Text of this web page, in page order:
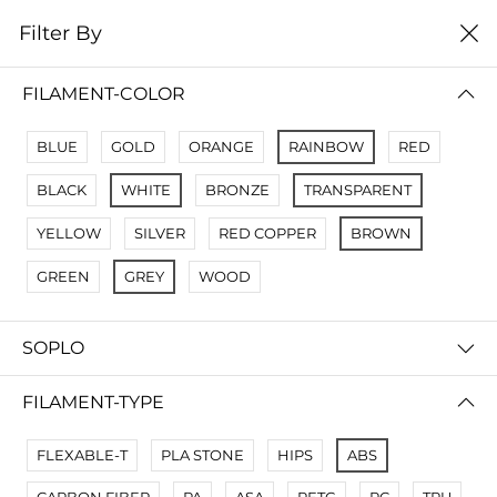
0
No Results
Not Found Filters1
Not Found Filters2
Filter By
FILAMENT-COLOR
BLUE GOLD ORANGE RAINBOW RED
BLACK WHITE BRONZE TRANSPARENT
YELLOW SILVER RED COPPER BROWN
GREEN GREY WOOD
SOPLO
FILAMENT-TYPE
FLEXABLE-T PLA STONE HIPS ABS